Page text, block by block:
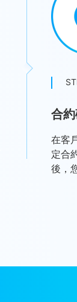
合
在客
定合
後，